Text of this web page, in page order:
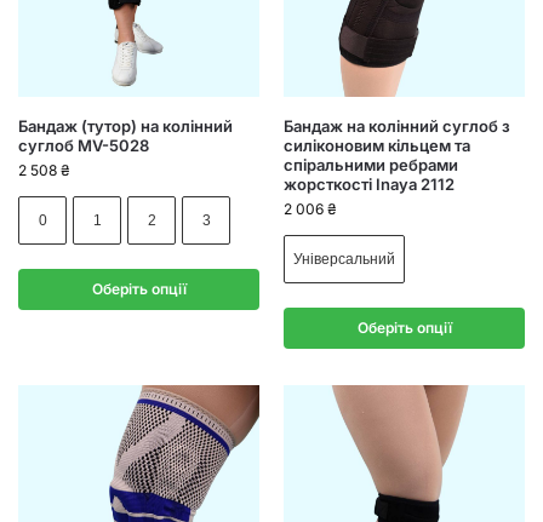
Бандаж (тутор) на колінний
суглоб MV-5028
2 508 ₴
0 1 2 3
Оберіть опції
Бандаж на колінний суглоб з
силіконовим кільцем та
спіральними ребрами
жорсткості Inaya 2112
2 006 ₴
Універсальний
Оберіть опції